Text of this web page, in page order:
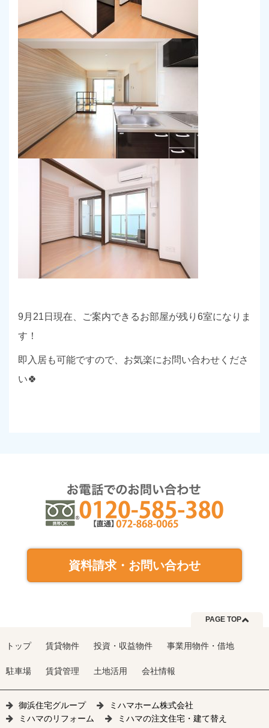
9月21日 現在、ご案内できるお部屋が残り6室になりま
す！
即入居も可能ですので、お気楽にお問い合わせくださ
い🍀
資料請求・お問い合わせ
PAGE TOP
トップ 賃貸物件 投資・収益物件 事業用物件・借地
駐車場 賃貸管理 土地活用 会社情報
御浜住宅グループ
ミハマホーム株式会社
ミハマのリフォーム
ミハマの注文住宅・建て替え